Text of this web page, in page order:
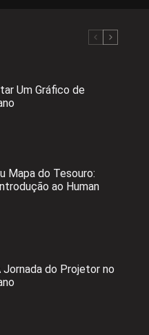
Um Gráfico de
Mapa do Tesouro:
ao Human
do Projetor no